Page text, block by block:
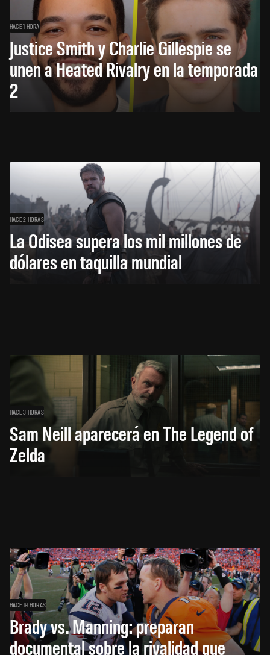
HACE 1 HORA
Justice Smith y Charlie Gillespie se
unen a Heated Rivalry en la temporada
2
HACE 2 HORAS
La Odisea supera los mil millones de
dólares en taquilla mundial
HACE 3 HORAS
Sam Neill aparecerá en The Legend of
Zelda
HACE 19 HORAS
Brady vs. Manning: preparan
documental sobre la rivalidad que